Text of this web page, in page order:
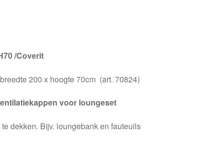
/Coverit
200 x hoogte 70cm (art. 70824)
voor loungeset
dekken. Bijv. loungebank en fauteuils